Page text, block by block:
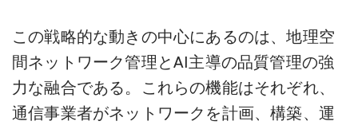
この戦略的な動きの中心にあるのは、地理空
間ネットワーク管理とAI主導の品質管理の強
力な融合である。これらの機能はそれぞれ、
通信事業者がネットワークを計画、構築、運